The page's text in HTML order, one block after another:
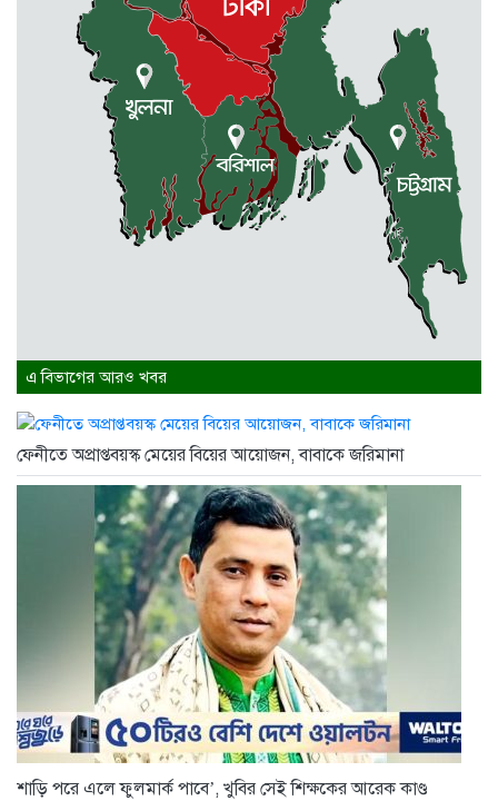
এ বিভাগের আরও খবর
ফেনীতে অপ্রাপ্তবয়স্ক মেয়ের বিয়ের আয়োজন, বাবাকে জরিমানা
শাড়ি পরে এলে ফুলমার্ক পাবে’, খুবির সেই শিক্ষকের আরেক কাণ্ড